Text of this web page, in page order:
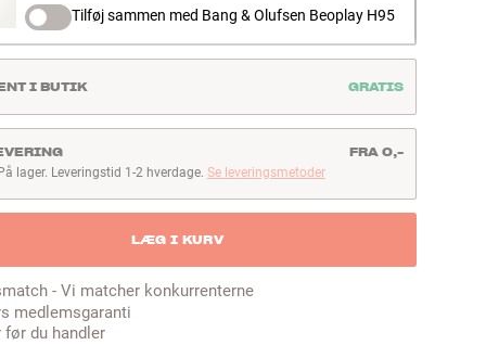
Tilføj sammen med Bang & Olufsen Beoplay H95
I BUTIK GRATIS
lager. Leveringstid 1-2 hverdage
lager. Leveringstid 1-2 hverdage. Se leveringsmetoder
FRA 0,-
LÆG I KURV
- Vi matcher konkurrenterne
medlemsgaranti
før du handler